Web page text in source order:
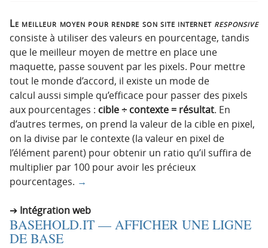
i
p
a
l
e
Le meilleur moyen pour rendre son site internet responsive
consiste à utiliser des valeurs en pourcentage, tandis
que le meilleur moyen de mettre en place une
maquette, passe souvent par les pixels. Pour mettre
tout le monde d’accord, il existe un mode de
calcul aussi simple qu’efficace pour passer des pixels
aux pourcentages : cible ÷ contexte = résultat. En
d’autres termes, on prend la valeur de la cible en pixel,
on la divise par le contexte (la valeur en pixel de
l’élément parent) pour obtenir un ratio qu’il suffira de
multiplier par 100 pour avoir les précieux
pourcentages. →
Intégration web
BASEHOLD.IT — AFFICHER UNE LIGNE
DE BASE